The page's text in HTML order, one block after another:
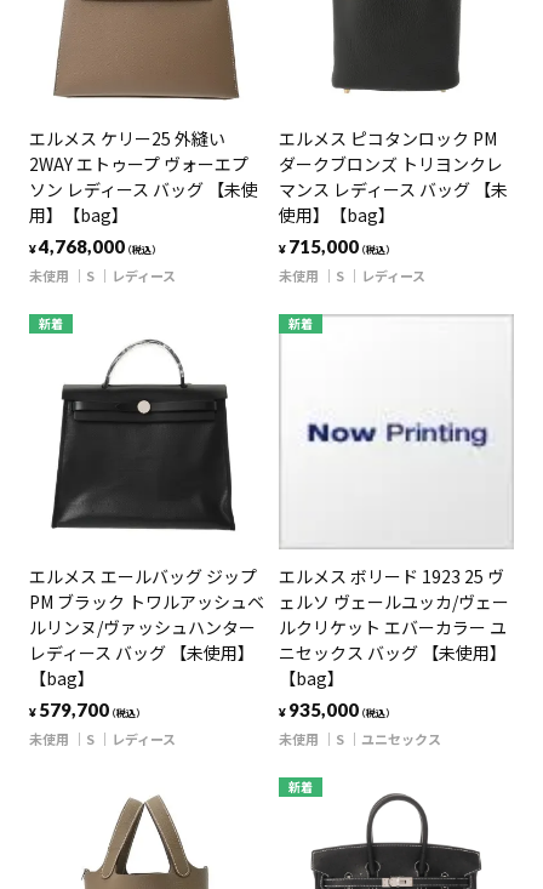
エルメス ケリー25 外縫い
2WAY エトゥープ ヴォーエプ
ソン レディース バッグ 【未使
用】【bag】
¥4,768,000（税込）
未使用 S レディース
エルメス ピコタンロック PM
ダークブロンズ トリヨンクレ
マンス レディース バッグ 【未
使用】【bag】
¥ 715,000（税込）
未使用 S レディース
新着
エルメス エールバッグ ジップ
PM ブラック トワルアッシュベ
ルリンヌ/ヴァッシュハンター
レディース バッグ 【未使用】
【bag】
¥ 579,700（税込）
未使用 S レディース
新着
エルメス ボリード 1923 25 ヴ
ェルソ ヴェールユッカ/ヴェー
ルクリケット エバーカラー ユ
ニセックス バッグ 【未使用】
【bag】
¥ 935,000（税込）
未使用 S ユニセックス
新着